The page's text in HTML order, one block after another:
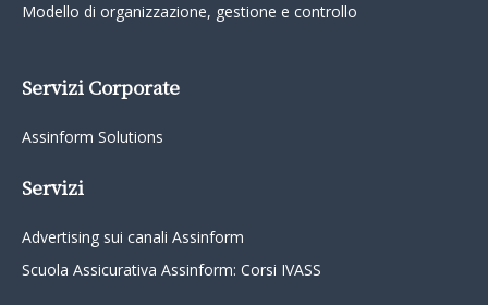
Modello di organizzazione, gestione e controllo
Servizi Corporate
Assinform Solutions
Servizi
Advertising sui canali Assinform
Scuola Assicurativa Assinform: Corsi IVASS